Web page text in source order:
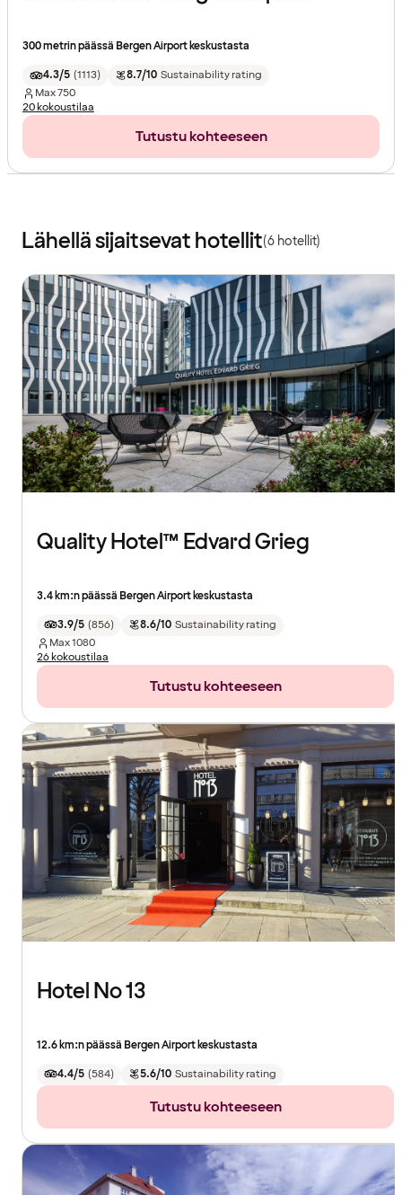
300 metrin päässä Bergen Airport keskustasta
4.3/5 (1113) 8.7/10 Sustainability rating
Max750
20 kokoustilaa
Tutustu kohteeseen
Lähellä sijaitsevat hotellit(6 hotellit)
Quality Hotel™ Edvard Grieg
3.4 km:n päässä Bergen Airport keskustasta
3.9/5 (856) 8.6/10 Sustainability rating
Max1080
26 kokoustilaa
Tutustu kohteeseen
Hotel No 13
12.6 km:n päässä Bergen Airport keskustasta
4.4/5 (584) 5.6/10 Sustainability rating
Tutustu kohteeseen